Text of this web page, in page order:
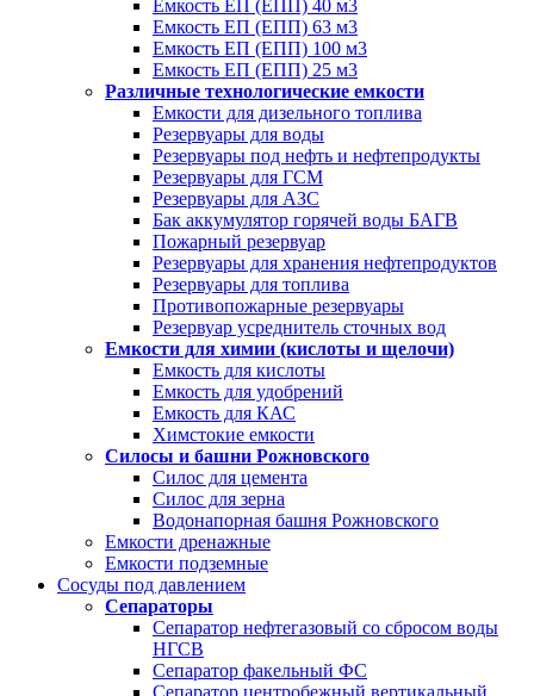
Емкость ЕП (ЕПП) 40 м3
Емкость ЕП (ЕПП) 63 м3
Емкость ЕП (ЕПП) 100 м3
Емкость ЕП (ЕПП) 25 м3
Различные технологические емкости
Емкости для дизельного топлива
Резервуары для воды
Резервуары под нефть и нефтепродукты
Резервуары для ГСМ
Резервуары для АЗС
Бак аккумулятор горячей воды БАГВ
Пожарный резервуар
Резервуары для хранения нефтепродуктов
Резервуары для топлива
Противопожарные резервуары
Резервуар усреднитель сточных вод
Емкости для химии (кислоты и щелочи)
Емкость для кислоты
Емкость для удобрений
Емкость для КАС
Химстокие емкости
Силосы и башни Рожновского
Силос для цемента
Силос для зерна
Водонапорная башня Рожновского
Емкости дренажные
Емкости подземные
Сосуды под давлением
Сепараторы
Сепаратор нефтегазовый со сбросом воды
НГСВ
Сепаратор факельный ФС
Сепаратор центробежный вертикальный